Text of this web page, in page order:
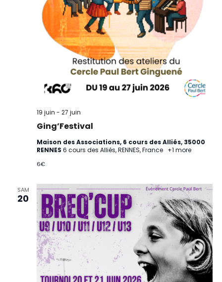
Ging’Festival
19 juin - 27 juin
Maison des Associations, 6 cours des Alliés, 35000
RENNES 6 cours des Alliés, RENNES, France +1 more
6€
SAM
20